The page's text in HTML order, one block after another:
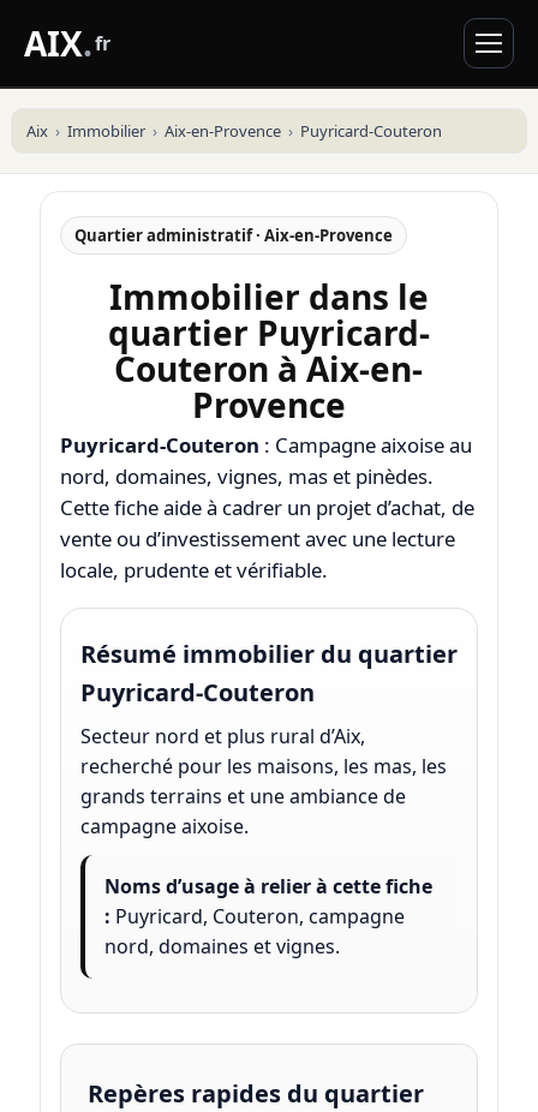
AIX.fr
Aix Immobilier Aix-en-Provence Puyricard-Couteron
Quartier administratif · Aix-en-Provence
Immobilier dans le
quartier Puyricard-
Couteron à Aix-en-
Provence
Puyricard-Couteron : Campagne aixoise au
nord, domaines, vignes, mas et pinèdes.
Cette fiche aide à cadrer un projet d’achat, de
vente ou d’investissement avec une lecture
locale, prudente et vérifiable.
Résumé immobilier du quartier
Puyricard-Couteron
Secteur nord et plus rural d’Aix,
recherché pour les maisons, les mas, les
grands terrains et une ambiance de
campagne aixoise.
Noms d’usage à relier à cette fiche
: Puyricard, Couteron, campagne
nord, domaines et vignes.
Repères rapides du quartier